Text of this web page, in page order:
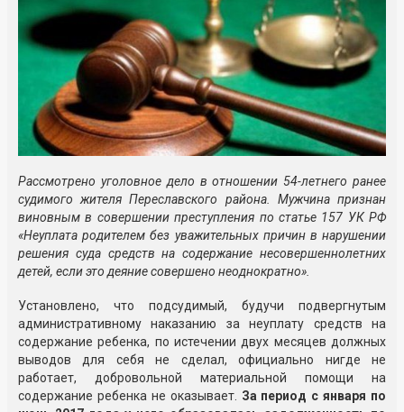
Рассмотрено уголовное дело в отношении 54-летнего ранее
судимого жителя Переславского района. Мужчина признан
виновным в совершении преступления по статье 157 УК РФ
«Неуплата родителем без уважительных причин в нарушении
решения суда средств на содержание несовершеннолетних
детей, если это деяние совершено неоднократно».
Установлено, что подсудимый, будучи подвергнутым
административному наказанию за неуплату средств на
содержание ребенка, по истечении двух месяцев должных
выводов для себя не сделал, официально нигде не
работает, добровольной материальной помощи на
содержание ребенка не оказывает. За период с января по